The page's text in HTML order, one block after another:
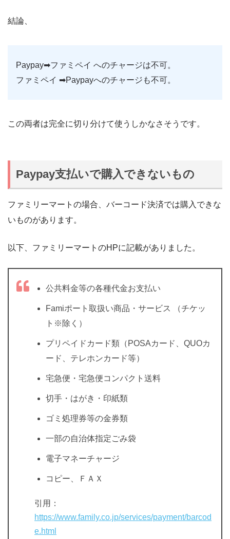
結論、
Paypay➡︎ファミペイ へのチャージは不可。
ファミペイ ➡︎Paypayへのチャージも不可。
この両者は完全に切り分けて使うしかなさそうです。
Paypay支払いで購入できないもの
ファミリーマートの場合、バーコード決済では購入できな
いものがあります。
以下、ファミリーマートのHPに記載がありました。
公共料金等の各種代金お支払い
Famiポート取扱い商品・サービス （チケッ
ト※除く）
プリペイドカード類（POSAカード、QUOカ
ード、テレホンカード等）
宅急便・宅急便コンパクト送料
切手・はがき・印紙類
ゴミ処理券等の金券類
一部の自治体指定ごみ袋
電子マネーチャージ
コピー、ＦＡＸ
引用：
https://www.family.co.jp/services/payment/barcod
e.html